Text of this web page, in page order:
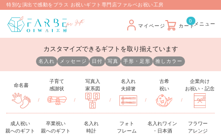
特別な演出で感動をプラス お祝いギフト専門店ファルベお祝い工房
マイページ
0
カート
カスタマイズできるギフトを取り揃えています
名入れ メッセージ 日付 写真 手形・足形 推しカラー
命名書
/
子育て
感謝状
/
写真入
家系図
/
名入れ
夫婦箸
/
古希
祝い
/
企業向け
お祝い・記念
成人祝い
親へのギフト
卒業祝い
親へのギフト
名入れ
時計
フォト
フレーム
名入れワイン
・日本酒
フラワー
アレンジ